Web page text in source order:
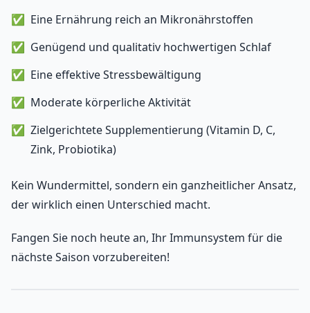
Eine Ernährung reich an Mikronährstoffen
Genügend und qualitativ hochwertigen Schlaf
Eine effektive Stressbewältigung
Moderate körperliche Aktivität
Zielgerichtete Supplementierung (Vitamin D, C,
Zink, Probiotika)
Kein Wundermittel, sondern ein ganzheitlicher Ansatz,
der wirklich einen Unterschied macht.
Fangen Sie noch heute an, Ihr Immunsystem für die
nächste Saison vorzubereiten!